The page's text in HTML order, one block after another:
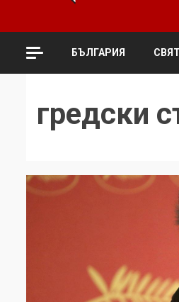
БЪЛГАРИЯ СВЯТ
гредски